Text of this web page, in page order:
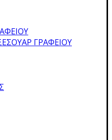
ΓΡΑΦΕΙΟΥ